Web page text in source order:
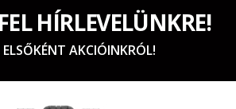
HÍRLEVELÜNKRE!
ELSŐKÉNT AKCIÓINKRÓL!